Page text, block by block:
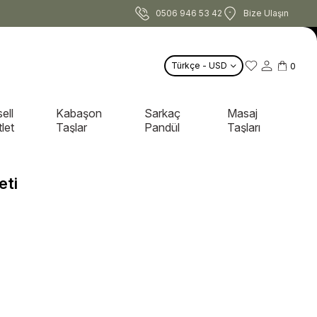
0506 946 53 42 Bize Ulaşın
Türkçe - USD 0
Kabaşon
Taşlar
Sarkaç
Pandül
Masaj
Taşları